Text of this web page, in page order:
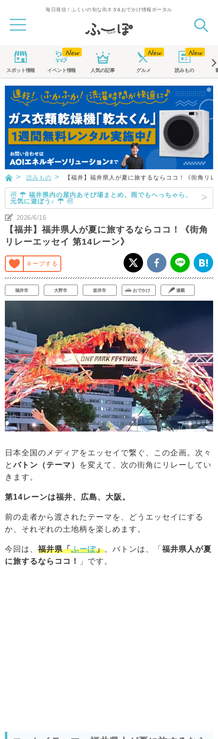
毎日発信！ふくいの旬な街ネタ&おでかけ情報ポータル
スポット情報 イベント情報 人気の記事 グルメ 読みもの
読みもの 【福井】福井県人が夏に旅するならココ！《街角リ
☃ ☂ 福井県内の屋内あそび場まとめ。雨でもへっちゃら、
元気に遊ぼう♪ ☂ ☃
2026/6/16
【福井】福井県人が夏に旅するならココ！《街角
リレーエッセイ 第14レーン》
キープする
福井市 大野市 坂井市 おでかけ 連載
日本全国のメディアをエッセイで繋ぐ、この企画。次々
とバトン（テーマ）
を変えて、次の街角にリレーしてい
きます。
第14レーンは福井、広島、大阪。
前の走者から渡されたテーマを、どうエッセイにする
か、それぞれの土地柄を楽しめます。
今回は、 福井県「ふーぽ」。バトンは、「 福井県人が夏
に旅するならココ！
」です。